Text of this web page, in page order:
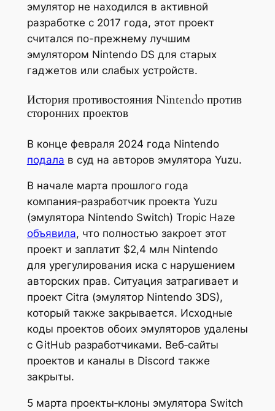
эмулятор не находился в активной
разработке с 2017 года, этот проект
считался по-прежнему лучшим
эмулятором Nintendo DS для старых
гаджетов или слабых устройств.
История противостояния Nintendo против
сторонних проектов
В конце февраля 2024 года Nintendo
подала в суд на авторов эмулятора Yuzu.
В начале марта прошлого года
компания‑разработчик проекта Yuzu
(эмулятора Nintendo Switch) Tropic Haze
объявила, что полностью закроет этот
проект и заплатит $2,4 млн Nintendo
для урегулирования иска с нарушением
авторских прав. Ситуация затрагивает и
проект Citra (эмулятор Nintendo 3DS),
который также закрывается. Исходные
коды проектов обоих эмуляторов удалены
с GitHub разработчиками. Веб‑сайты
проектов и каналы в Discord также
закрыты.
5 марта проекты‑клоны эмулятора Switch